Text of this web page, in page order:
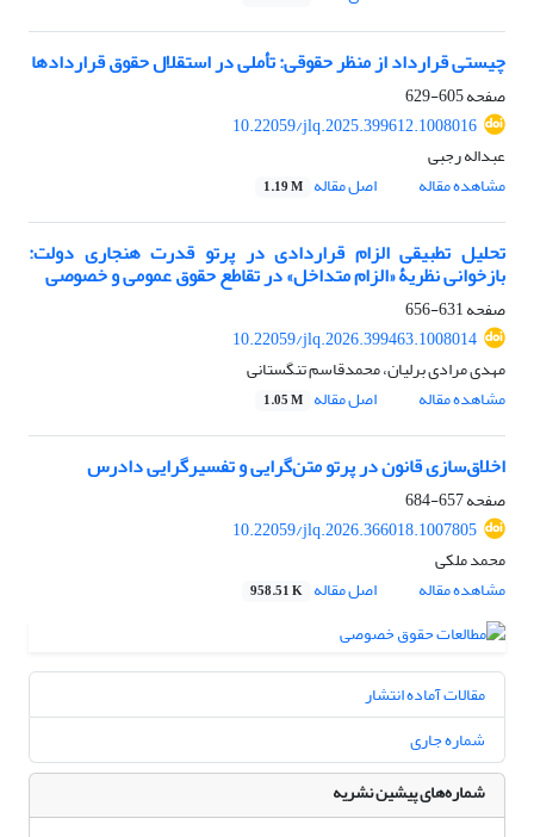
چیستی قرارداد از منظر حقوقی: تأملی در استقلال حقوق قراردادها
صفحه605-629
10.22059/jlq.2025.399612.1008016
عبداله رجبی
مشاهده مقاله
اصل مقاله 1.19 M
تحلیل تطبیقی الزام قراردادی در پرتو قدرت هنجاری دولت:
بازخوانی نظریۀ «الزام متداخل» در تقاطع حقوق عمومی و خصوصی
صفحه631-656
10.22059/jlq.2026.399463.1008014
مهدی مرادی برلیان، محمدقاسم تنگستانی
مشاهده مقاله
اصل مقاله 1.05 M
اخلاق‌سازی قانون در پرتو متن‌گرایی و تفسیر‌گرایی دادرس
صفحه657-684
10.22059/jlq.2026.366018.1007805
محمد ملکی
مشاهده مقاله
اصل مقاله 958.51 K
مقالات آماده انتشار
شماره جاری
شماره‌های پیشین نشریه